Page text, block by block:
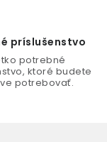
príslušenstvo
potrebné
ktoré budete
potrebovať.